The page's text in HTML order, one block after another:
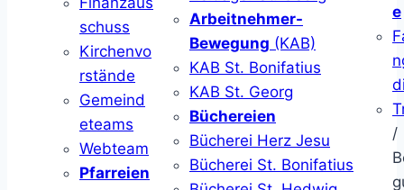
schuss
Kirchenvo
rstände
Gemeind
eteams
Webteam
Pfarreien
Arbeitnehmer-
Bewegung (KAB)
KAB St. Bonifatius
KAB St. Georg
Büchereien
Bücherei Herz Jesu
Bücherei St. Bonifatius
e
/